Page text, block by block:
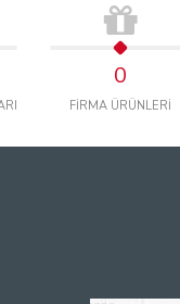
0
FİRMA ÜRÜNLERİ